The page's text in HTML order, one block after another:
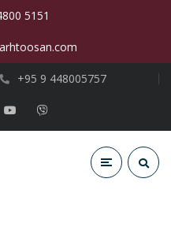
5151
+95 9 448005757